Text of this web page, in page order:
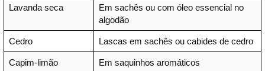
Lavanda seca
Em sachês ou com óleo essencial no
algodão
Cedro Lascas em sachês ou cabides de cedro
Capim-limão Em saquinhos aromáticos